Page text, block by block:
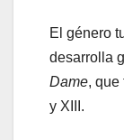
El género
desarrolla
Dame, que
y XIII.